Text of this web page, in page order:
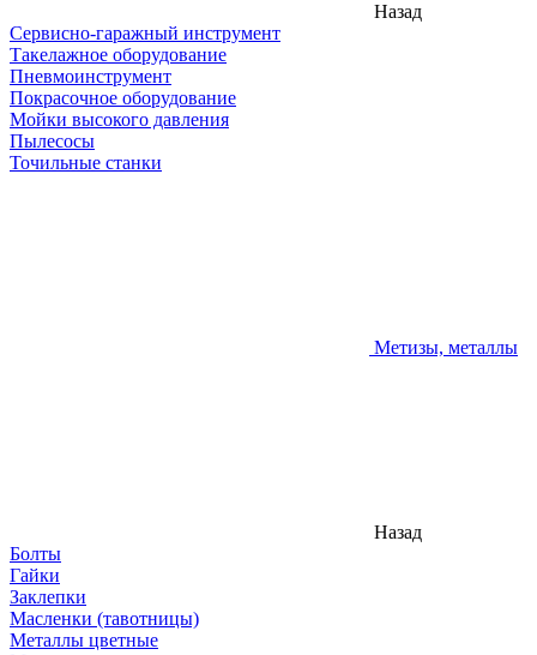
Назад
Сервисно-гаражный инструмент
Такелажное оборудование
Пневмоинструмент
Покрасочное оборудование
Мойки высокого давления
Пылесосы
Точильные станки
Метизы, металлы
Назад
Болты
Гайки
Заклепки
Масленки (тавотницы)
Металлы цветные